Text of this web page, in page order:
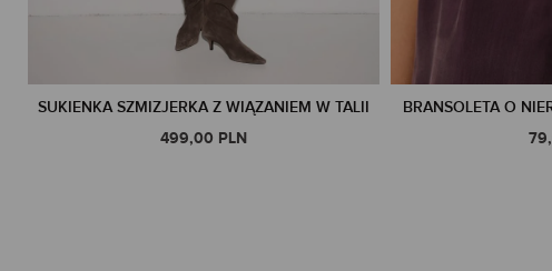
SUKIENKA SZMIZJERKA Z WIĄZANIEM W TALII
499,00 PLN
BRANSOLETA O